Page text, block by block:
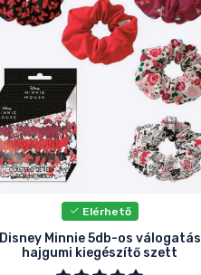
Elérhető
Disney Minnie 5db-os válogatás
hajgumi kiegészítő szett